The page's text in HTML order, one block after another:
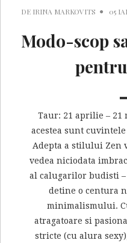
DE IRINA MARKOVITS 05
Modo-scop
Taur: 21 aprilie – 21
acestea sunt
Adepta a stilului Zen
vedea niciodata
al calugarilor budisti –
detine o centura
minimalismului.
atragatoare si
stricte (cu alura